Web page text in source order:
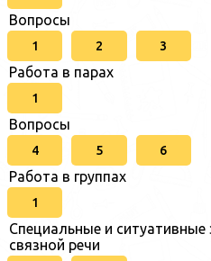
Вопросы
1 2 3
Работа в парах
1
Вопросы
4 5 6
Работа в группах
1
Специальные и
связной речи